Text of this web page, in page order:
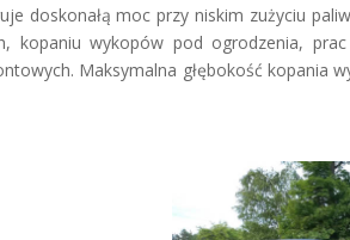
doskonałą moc przy niskim zużyciu
kopaniu wykopów pod ogrodzenia,
Maksymalna głębokość kopania